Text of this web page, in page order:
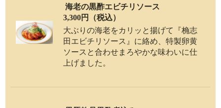
海老の黒酢エビチリソース
3,300円（税込）
大ぶりの海老をカリッと揚げて『桷志
田エビチリソース』に絡め、特製卵黄
ソースと合わせまろやかな味わいに仕
上げました。